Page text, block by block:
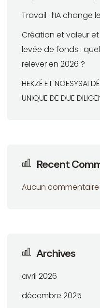
Travail : l’IA change
Création et valeur
levée de fonds :
relever en 2026 ?
HEKZÉ ET NOESYSAI
UNIQUE DE DUE
Recent
Aucun
Archives
avril 2026
décembre 2025